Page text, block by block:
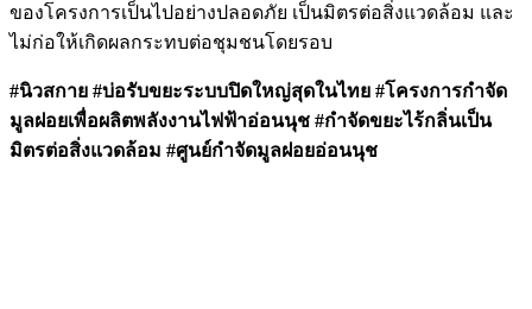
ของโครงการเป็นไปอย่างปลอดภัย เป็นมิตรต่อสิ่งแวดล้อม และ
ไม่ก่อให้เกิดผลกระทบต่อชุมชนโดยรอบ
#นิวสกาย #บ่อรับขยะระบบปิดใหญ่สุดในไทย #โครงการกำจัด
มูลฝอยเพื่อผลิตพลังงานไฟฟ้าอ่อนนุช #กำจัดขยะไร้กลิ่นเป็น
มิตรต่อสิ่งแวดล้อม #ศูนย์กำจัดมูลฝอยอ่อนนุช